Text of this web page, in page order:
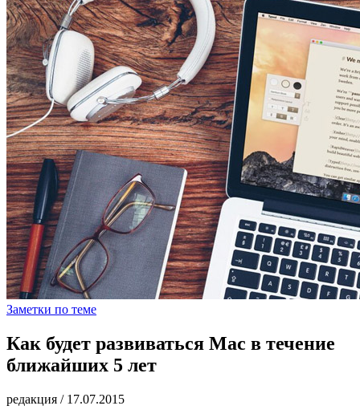
Заметки по теме
Как будет развиваться Mac в течение
ближайших 5 лет
редакция / 17.07.2015